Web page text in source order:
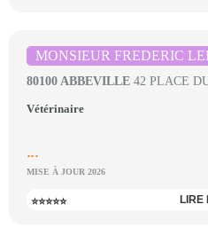
MONSIEUR FREDERIC
80100 ABBEVILLE 42 PLACE
Vétérinaire
...
MISE À JOUR 2026
⭐⭐⭐⭐⭐ LIRE